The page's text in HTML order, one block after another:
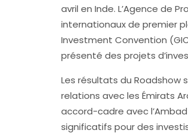
avril en Inde. L’Agence de
internationaux de premier
Investment Convention
présenté des projets
Les résultats du Roadshow
relations avec les Émirats
accord-cadre avec
significatifs pour des